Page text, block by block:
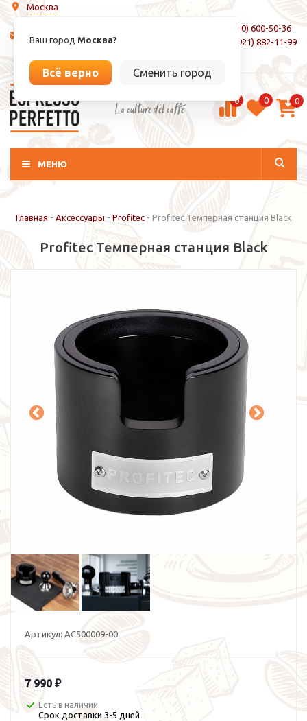
Москва
Ваш город Москва?
Всё верно Сменить город
info@espressoperfetto.ru
8 (800) 600-50-36
+7 (921) 882-11-99
La culture del caffé 0 0 0
МЕНЮ
Главная - Аксессуары - Profitec- Profitec Темперная станция Black
Profitec Темперная станция Black
Артикул: AC500009-00
7 990 ₽
Есть в наличии
Срок доставки 3-5 дней